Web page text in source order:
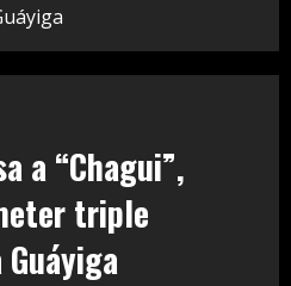
a “Chagui”,
triple